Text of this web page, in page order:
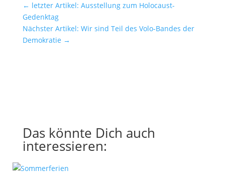
← letzter Artikel: Ausstellung zum Holocaust-
Gedenktag
Nächster Artikel: Wir sind Teil des Volo-Bandes der
Demokratie →
Das könnte Dich auch
interessieren: